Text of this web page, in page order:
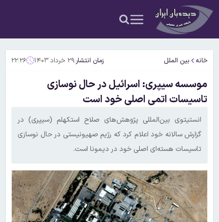
خانه بین الملل زمان انتشار:۲۹ خرداد ۱۴۰۳ ۲۲:۲۶
موسسه سیپری: اسرائیل در حال نوسازی
تاسیسات اتمی اصلی خود است
انستیتوی بین‌المللی پژوهش‌های صلاح استکهلم (سیپری) در
گزارش سالانه خود اعلام کرد که رژیم صهیونیستی در حال نوسازی
تاسیسات هسته‌ای اصلی خود در دیمونا است.